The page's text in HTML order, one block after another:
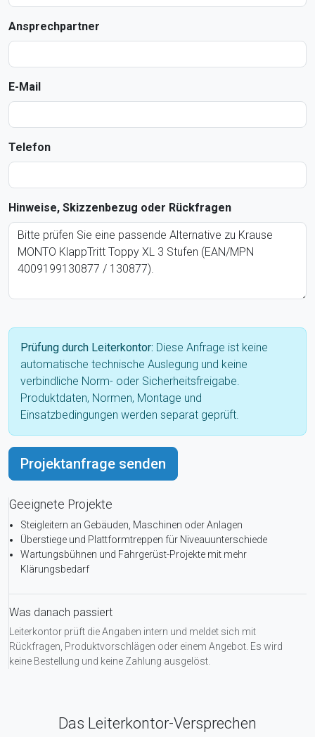
Ansprechpartner
E-Mail
Telefon
Hinweise, Skizzenbezug oder Rückfragen
Prüfung durch Leiterkontor: Diese Anfrage ist keine
automatische technische Auslegung und keine
verbindliche Norm- oder Sicherheitsfreigabe.
Produktdaten, Normen, Montage und
Einsatzbedingungen werden separat geprüft.
Geeignete Projekte
Steigleitern an Gebäuden, Maschinen oder Anlagen
Überstiege und Plattformtreppen für Niveauunterschiede
Wartungsbühnen und Fahrgerüst-Projekte mit mehr
Klärungsbedarf
Was danach passiert
Leiterkontor prüft die Angaben intern und meldet sich mit
Rückfragen, Produktvorschlägen oder einem Angebot. Es wird
keine Bestellung und keine Zahlung ausgelöst.
Das Leiterkontor-Versprechen